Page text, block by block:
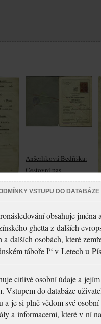
Anšerliková Bedřiška:
Cestovní pas
VSTUPU DO DATABÁZE
obsahuje
ghetta z dalších
a dalších osobách, které
táboře I“ v Letech u
citlivé osobní údaje a
Vstupem do databáze
je si plně vědom své
a informacemi, které v ní